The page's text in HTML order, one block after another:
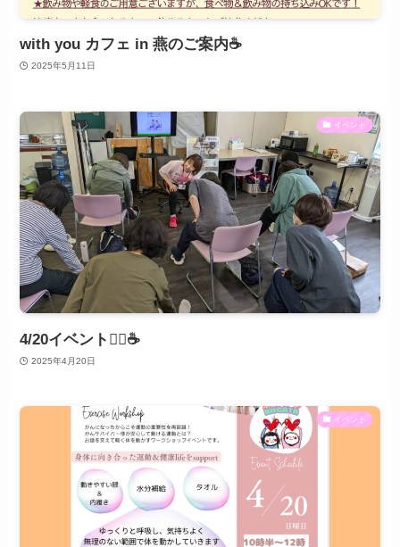
with you カフェ in 燕のご案内☕️
2025年5月11日
イベント
4/20イベント🧘‍♀️☕️
2025年4月20日
イベント